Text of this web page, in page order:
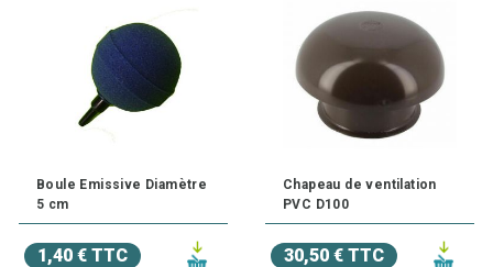
Boule Emissive Diamètre
5 cm
1,40 € TTC
Chapeau de ventilation
PVC D100
30,50 € TTC